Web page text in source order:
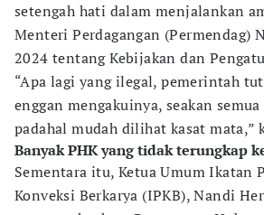
setengah hati dalam menjalankan
Menteri Perdagangan (Permendag)
2024 tentang Kebijakan dan
“Apa lagi yang ilegal, pemerintah
enggan mengakuinya, seakan
padahal mudah dilihat kasat mata,”
Banyak PHK yang tidak terungkap
Sementara itu, Ketua Umum Ikatan
Konveksi Berkarya (IPKB), Nandi